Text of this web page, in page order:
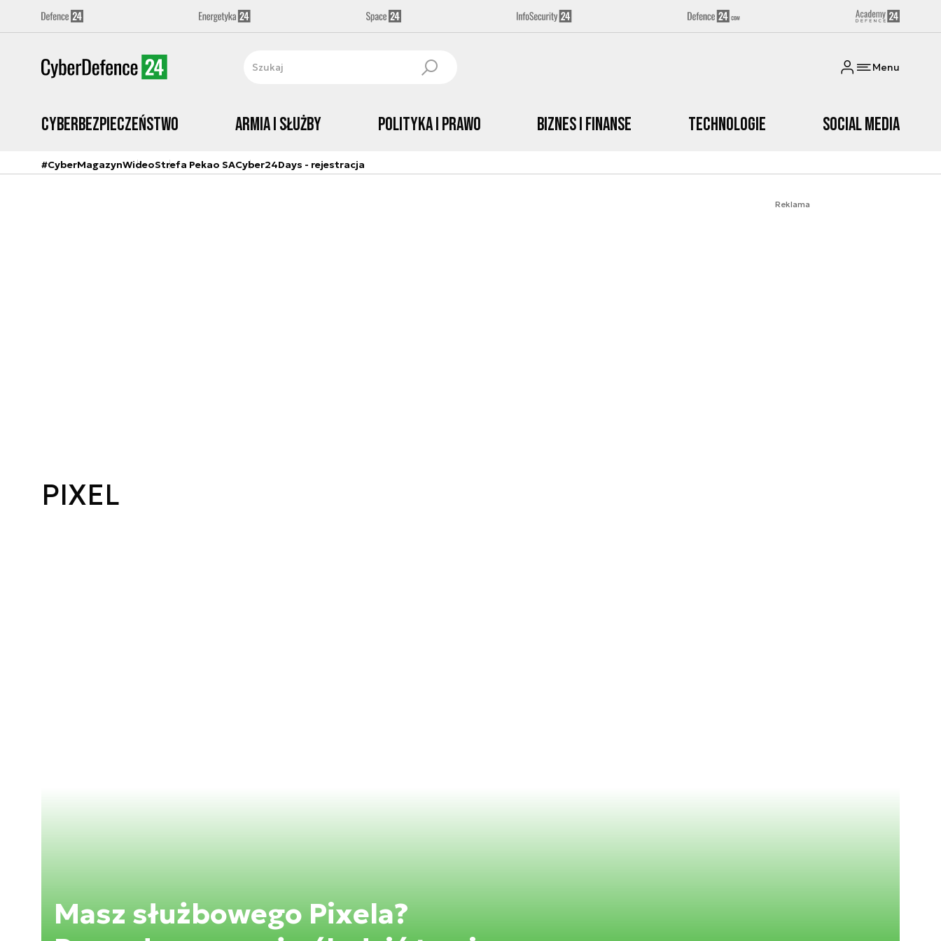
Menu
Cyberbezpieczeństwo Armia i Służby Polityka i prawo Biznes i Finanse Technologie Social media
#CyberMagazynWideoStrefa Pekao SACyber24Days - rejestracja
Reklama
PIXEL
Masz służbowego Pixela?